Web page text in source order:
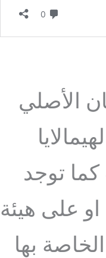
الأصلي
توجد
على هيئة
بها